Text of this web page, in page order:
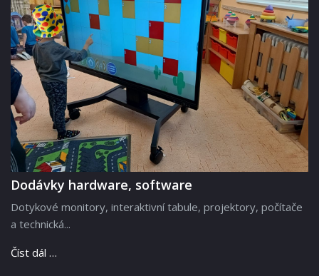
Dodávky hardware, software
Dotykové monitory, interaktivní tabule, projektory, počítače
a technická...
Číst dál …